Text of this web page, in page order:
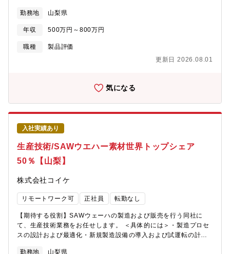
持、順守ガスの半導体用化学製品を取り扱っています。「使用す
る分析機器」GC-TCD, GC-PDD, FT-IR, CRDS■業務の流れ：製
造、開発担当者より｢分析依頼書｣受領後、測定スケジュールの策
定をします。スケジュールに従い、測定を実施後、報告書を作成
30②20：30～08：30「日勤／日勤／休み／休み／夜勤／夜勤／
勤務地 山梨県
年収 500万円～800万円
職種
製品評価
更新日 2026.08.01
気になる
入社実績あり
生産技術/SAWウエハー素材世界トップシェア
50％【山梨】
株式会社コイケ
リモートワーク可 正社員 転勤なし
【期待する役割】SAWウェーハの製造および販売を行う同社に
て、生産技術業務をお任せします。 ＜具体的には＞・製造プロセ
スの設計および最適化・新規製造設備の導入および試運転の計画
勤務地 山梨県